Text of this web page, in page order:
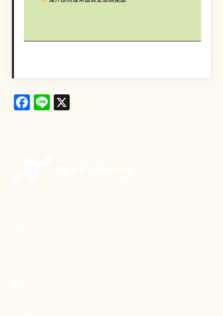
Facebook
Line